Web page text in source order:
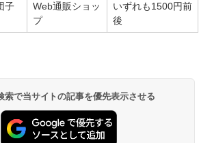
子
Web通販ショッ
プ
いずれも1500円前
後
索で当サイトの記事を優先表示させる